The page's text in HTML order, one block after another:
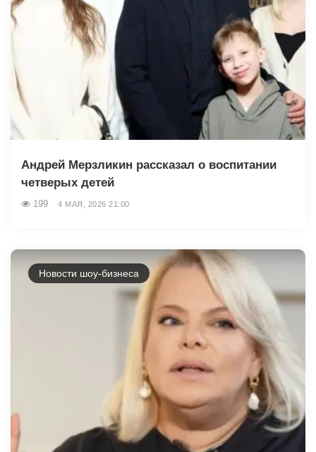
Андрей Мерзликин рассказал о воспитании
четверых детей
199 4 МАЯ, 2026 21:00
Новости шоу-бизнеса